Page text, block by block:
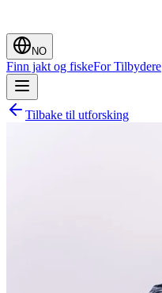
NO
Finn jakt og fiskeFor Tilbydere
Tilbake til utforsking